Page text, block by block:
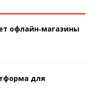
офлайн‑магазины
для